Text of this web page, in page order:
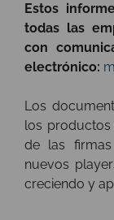
Estos
todas las
con
electrónico:
Los
los productos
de las firmas
nuevos
creciendo y